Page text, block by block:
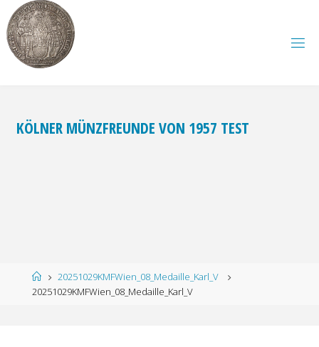
Zum
Inhalt
springen
KÖLNER MÜNZFREUNDE VON 1957 TEST
Start20251029KMFWien_08_Medaille_Karl_V
20251029KMFWien_08_Medaille_Karl_V